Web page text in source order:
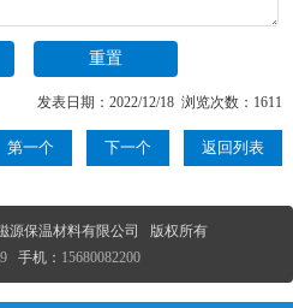
发表日期：2022/12/18 浏览次数：1611
第一个 下一个 返回列表
源保温材料有限公司 版权所有
手机： 15680082200